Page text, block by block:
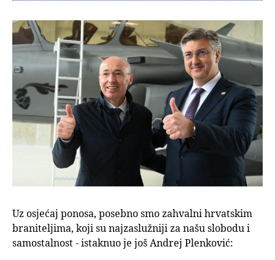
Uz osjećaj ponosa, posebno smo zahvalni hrvatskim
braniteljima, koji su najzaslužniji za našu slobodu i
samostalnost - istaknuo je još Andrej Plenković: